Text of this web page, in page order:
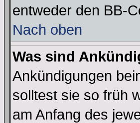
entweder den BB-
Nach oben
Was sind
Ankündigungen
solltest sie so früh
am Anfang des